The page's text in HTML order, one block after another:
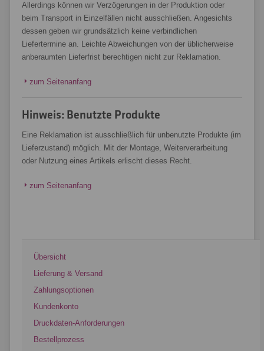
Allerdings können wir Verzögerungen in der Produktion oder
beim Transport in Einzelfällen nicht ausschließen. Angesichts
dessen geben wir grundsätzlich keine verbindlichen
Liefertermine an. Leichte Abweichungen von der üblicherweise
anberaumten Lieferfrist berechtigen nicht zur Reklamation.
zum Seitenanfang
Hinweis: Benutzte Produkte
Eine Reklamation ist ausschließlich für unbenutzte Produkte (im
Lieferzustand) möglich. Mit der Montage, Weiterverarbeitung
oder Nutzung eines Artikels erlischt dieses Recht.
zum Seitenanfang
Übersicht
Lieferung & Versand
Zahlungsoptionen
Kundenkonto
Druckdaten-Anforderungen
Bestellprozess